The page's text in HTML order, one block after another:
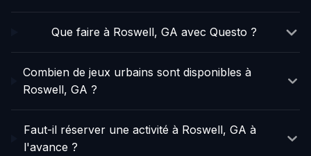
Que faire à Roswell, GA avec Questo ?
Combien de jeux urbains sont disponibles à
Roswell, GA ?
Faut-il réserver une activité à Roswell, GA à
l'avance ?